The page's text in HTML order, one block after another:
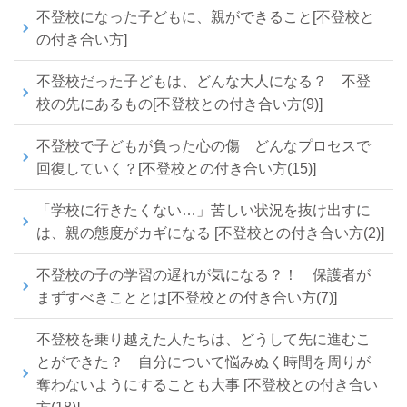
不登校になった子どもに、親ができること[不登校と
の付き合い方]
不登校だった子どもは、どんな大人になる？ 不登
校の先にあるもの[不登校との付き合い方(9)]
不登校で子どもが負った心の傷 どんなプロセスで
回復していく？[不登校との付き合い方(15)]
「学校に行きたくない…」苦しい状況を抜け出すに
は、親の態度がカギになる [不登校との付き合い方(2)]
不登校の子の学習の遅れが気になる？！ 保護者が
まずすべきこととは[不登校との付き合い方(7)]
不登校を乗り越えた人たちは、どうして先に進むこ
とができた？ 自分について悩みぬく時間を周りが
奪わないようにすることも大事 [不登校との付き合い